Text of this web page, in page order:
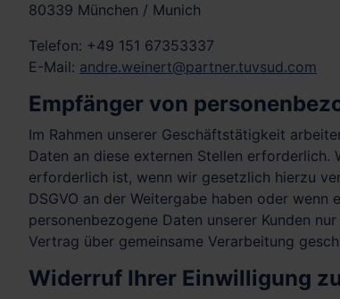
80339 München / Munich
Telefon: +49 151 67353337
E-Mail: andre.weinert@partner.tuvsud.com
Empfänger von
Im Rahmen unserer Geschäftstätigkeit
Daten an diese externen Stellen erforderlich.
erforderlich ist, wenn wir gesetzlich hierzu
DSGVO an der Weitergabe haben oder
personenbezogene Daten unserer Kunden
Vertrag über gemeinsame Verarbeitung
Widerruf Ihrer Einwilligung